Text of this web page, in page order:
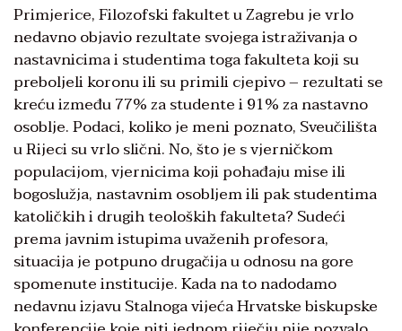
Primjerice, Filozofski fakultet u Zagrebu je vrlo
nedavno objavio rezultate svojega istraživanja o
nastavnicima i studentima toga fakulteta koji su
preboljeli koronu ili su primili cjepivo – rezultati se
kreću između 77% za studente i 91% za nastavno
osoblje. Podaci, koliko je meni poznato, Sveučilišta
u Rijeci su vrlo slični. No, što je s vjerničkom
populacijom, vjernicima koji pohađaju mise ili
bogoslužja, nastavnim osobljem ili pak studentima
katoličkih i drugih teoloških fakulteta? Sudeći
prema javnim istupima uvaženih profesora,
situacija je potpuno drugačija u odnosu na gore
spomenute institucije. Kada na to nadodamo
nedavnu izjavu Stalnoga vijeća Hrvatske biskupske